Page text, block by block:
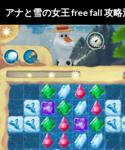
アナと雪の女王 free fall 攻
索
ン
テ
ン
ツ
へ
ス
キ
ッ
プ